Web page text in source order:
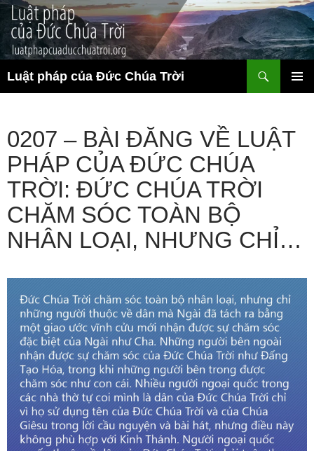
Chuyển
đến
nội
dung
Luật pháp của Đức Chúa Trời
kiếm
0207 – BÀI ĐĂNG VỀ LUẬT
PHÁP CỦA ĐỨC CHÚA
TRỜI: ĐỨC CHÚA TRỜI
CHĂM SÓC TOÀN BỘ
NHÂN LOẠI, NHƯNG CHỈ…